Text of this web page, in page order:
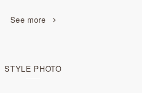
See more
STYLE PHOTO